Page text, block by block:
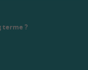
terme ?